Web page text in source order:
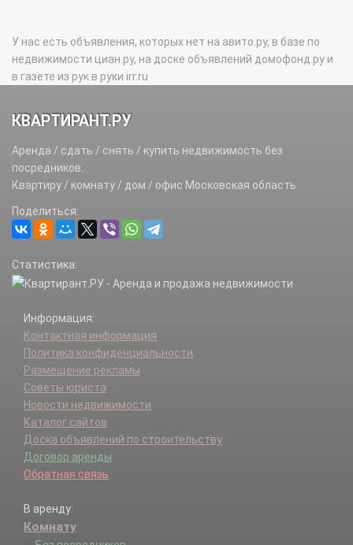
У нас есть объявления, которых нет на авито.ру, в базе по
недвижимости циан.ру, на доске объявлений домофонд.ру и
в газете из рук в руки irr.ru
КВАРТИРАНТ.РУ
Аренда / сдать / снять / купить недвижимость без
посредников.
Квартиру / комнату / дом / офис Московская область
Поделиться:
Статистика:
Информация:
Контактная информация
Политика конфиденциальности
Размещение рекламы
Советы юриста
Новости недвижимости
Каталог сайтов
Доска объявлений по строительству
Договор аренды
Обратная связь
В аренду:
Комнату